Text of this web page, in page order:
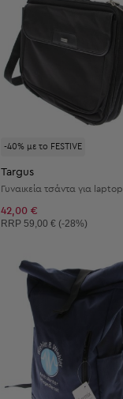
-40% με το FESTIVE
Targus
Γυναικεία τσάντα για laptop
42,00 €
Συνιστώμενη τιμή:
RRP59,00 € (-28%)